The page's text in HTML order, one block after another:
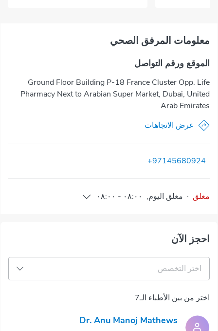
معلومات المرفق الصحي
الموقع ورقم التواصل
Ground Floor Building P-18 France Cluster Opp. Life
Pharmacy Next to Arabian Super Market, Dubai, United
Arab Emirates
عرض الاتجاهات
+97145680924
مغلق · مغلق اليوم, ٠٨:٠٠ - ٠٨:٠٠
احجز الآن
اختر التخصص
اختر من بين الأطباء الـ7
Dr. Anu Manoj Mathews